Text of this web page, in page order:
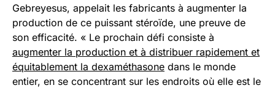
Gebreyesus, appelait les fabricants à augmenter la
production de ce puissant stéroïde, une preuve de
son efficacité. « Le prochain défi consiste à
augmenter la production et à distribuer rapidement et
équitablement la dexaméthasone dans le monde
entier, en se concentrant sur les endroits où elle est le